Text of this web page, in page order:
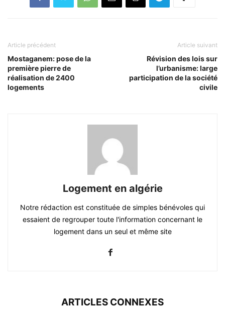
Article précédent
Mostaganem: pose de la
première pierre de
réalisation de 2400
logements
Article suivant
Révision des lois sur
l’urbanisme: large
participation de la société
civile
Logement en algérie
Notre rédaction est constituée de simples bénévoles qui
essaient de regrouper toute l'information concernant le
logement dans un seul et même site
ARTICLES CONNEXES